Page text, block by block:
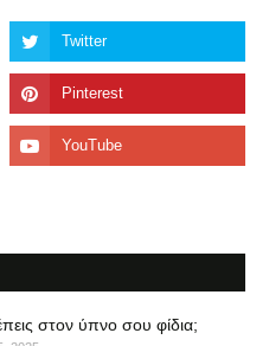
στον ύπνο σου φίδια;